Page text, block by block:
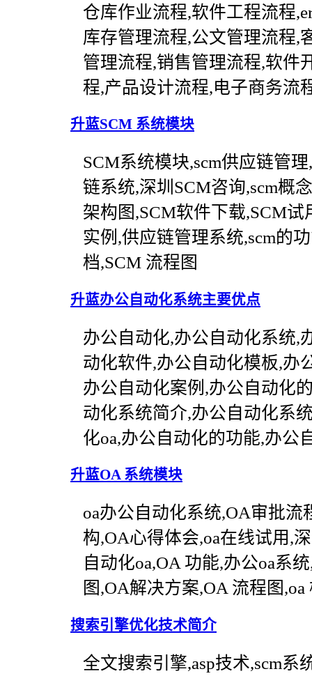
仓库作业流程,软件工程流程
库存管理流程,公文管理流程,
管理流程,销售管理流程,软件
程,产品设计流程,电子商务流
升蓝SCM 系统模块
SCM系统模块,scm供应链管
链系统,深圳SCM咨询,scm概
架构图,SCM软件下载,SCM
实例,供应链管理系统,scm的
档,SCM 流程图
升蓝办公自动化系统主要优点
办公自动化,办公自动化系统,
动化软件,办公自动化模板,办
办公自动化案例,办公自动化
动化系统简介,办公自动化系
化oa,办公自动化的功能,办公
升蓝OA 系统模块
oa办公自动化系统,OA审批流
构,OA心得体会,oa在线试用,
自动化oa,OA 功能,办公oa系
图,OA解决方案,OA 流程图
搜索引擎优化技术简介
全文搜索引擎,asp技术,scm系